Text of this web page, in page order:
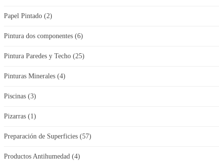
Papel Pintado (2)
Pintura dos componentes (6)
Pintura Paredes y Techo (25)
Pinturas Minerales (4)
Piscinas (3)
Pizarras (1)
Preparación de Superficies (57)
Productos Antihumedad (4)